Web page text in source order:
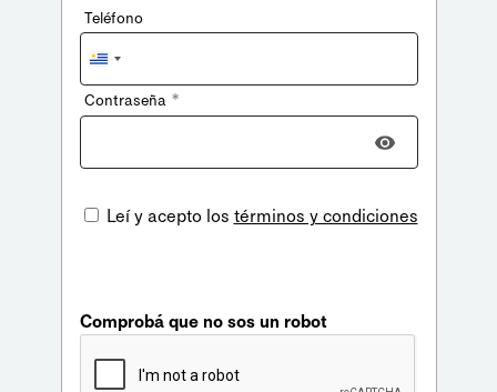
Teléfono
Uruguay
+598
Contraseña *
Leí y acepto los términos y condiciones
Comprobá que no sos un robot